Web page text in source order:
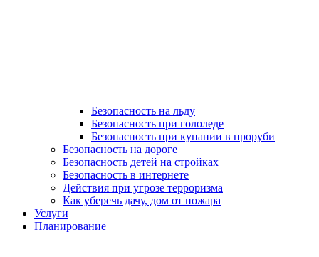
Безопасность на льду
Безопасность при гололеде
Безопасность при купании в проруби
Безопасность на дороге
Безопасность детей на стройках
Безопасность в интернете
Действия при угрозе терроризма
Как уберечь дачу, дом от пожара
Услуги
Планирование